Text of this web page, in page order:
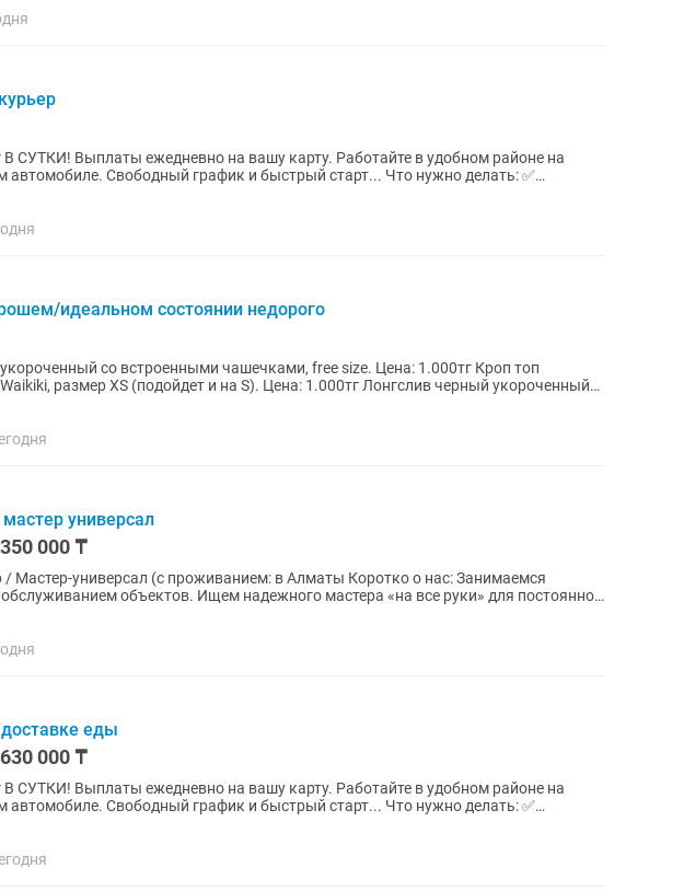
В СУТКИ! Выплаты ежедневно на вашу карту. Работайте в удобном районе на
Свободный график и быстрый старт... Что нужно делать: ✅
идеальном состоянии недорого
со встроенными чашечками, free size. Цена: 1.000тг Кроп топ
размер XS (подойдет и на S). Цена: 1.000тг Лонгслив черный укороченный
универсал
000 ₸
/ Мастер-универсал (с проживанием: в Алматы Коротко о нас: Занимаемся
объектов. Ищем надежного мастера «на все руки» для постоянной
еды
000 ₸
В СУТКИ! Выплаты ежедневно на вашу карту. Работайте в удобном районе на
автомобиле. Свободный график и быстрый старт... Что нужно делать: ✅